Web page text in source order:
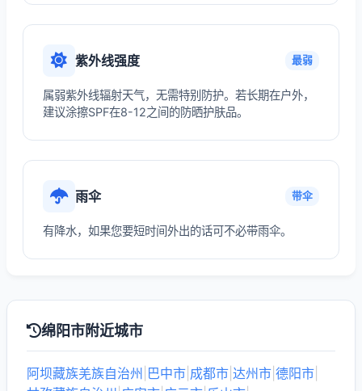
紫外线强度 最弱
属弱紫外线辐射天气，无需特别防护。若长期在户外，
建议涂擦SPF在8-12之间的防晒护肤品。
雨伞 带伞
有降水，如果您要短时间外出的话可不必带雨伞。
绵阳市附近城市
阿坝藏族羌族自治州 巴中市 成都市 达州市 德阳市